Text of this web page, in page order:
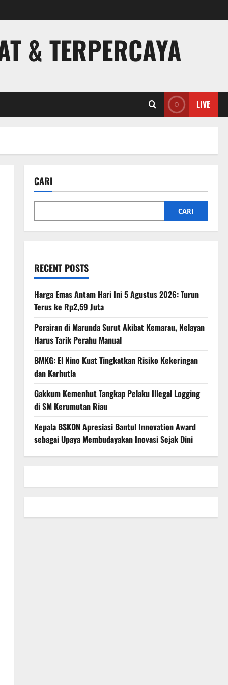
& TERPERCAYA
LIVE
CARI
CARI
RECENT POSTS
Harga Emas Antam Hari Ini 5 Agustus 2026: Turun
Terus ke Rp2,59 Juta
Perairan di Marunda Surut Akibat Kemarau, Nelayan
Harus Tarik Perahu Manual
BMKG: El Nino Kuat Tingkatkan Risiko Kekeringan
dan Karhutla
Gakkum Kemenhut Tangkap Pelaku Illegal Logging
di SM Kerumutan Riau
Kepala BSKDN Apresiasi Bantul Innovation Award
sebagai Upaya Membudayakan Inovasi Sejak Dini